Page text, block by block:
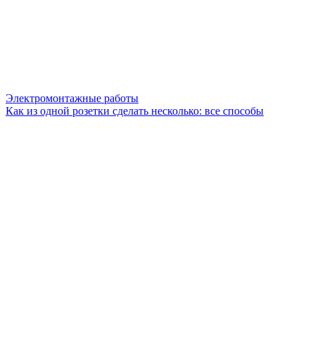
Электромонтажные работы
Как из одной розетки сделать несколько: все способы